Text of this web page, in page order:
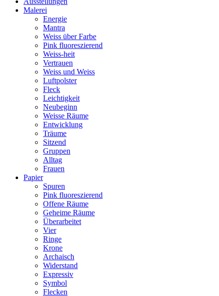
Malerei
Energie
Mantra
Weiss über Farbe
Pink fluoreszierend
Weiss-heit
Vertrauen
Weiss und Weiss
Luftpolster
Fleck
Leichtigkeit
Neubeginn
Weisse Räume
Entwicklung
Träume
Sitzend
Gruppen
Alltag
Frauen
Papier
Spuren
Pink fluoreszierend
Offene Räume
Geheime Räume
Überarbeitet
Vier
Ringe
Krone
Archaisch
Widerstand
Expressiv
Symbol
Flecken